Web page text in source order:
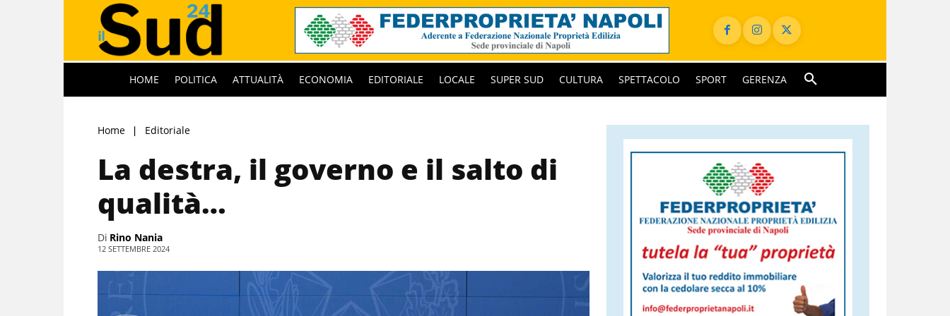
HOME POLITICA ATTUALITÀ ECONOMIA EDITORIALE LOCALE SUPER SUD CULTURA SPETTACOLO SPORT GERENZA
Home Editoriale
La destra, il governo e il salto di
qualità…
Di Rino Nania
12 SETTEMBRE 2024